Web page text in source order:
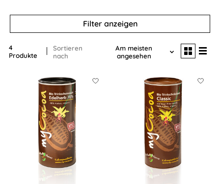
Filter anzeigen
4
Produkte
Sortieren
nach
Am meisten
angesehen